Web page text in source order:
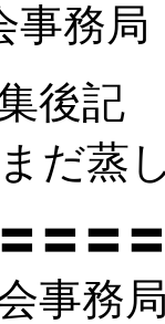
事務
後記
だ蒸
〓〓
事務